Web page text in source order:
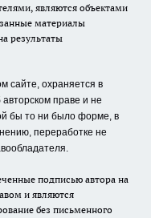
являются объектами
материалы
результаты
сайте, охраняется в
праве и не
бы то ни было форме, в
переработке не
подписью автора на
и являются
без письменного